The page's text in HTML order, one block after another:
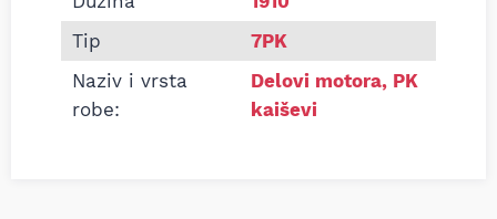
Tip
7PK
Naziv i vrsta
robe:
Delovi motora, PK
kaiševi